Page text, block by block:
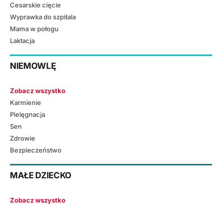
Cesarskie cięcie
Wyprawka do szpitala
Mama w połogu
Laktacja
NIEMOWLĘ
Zobacz wszystko
Karmienie
Pielęgnacja
Sen
Zdrowie
Bezpieczeństwo
MAŁE DZIECKO
Zobacz wszystko